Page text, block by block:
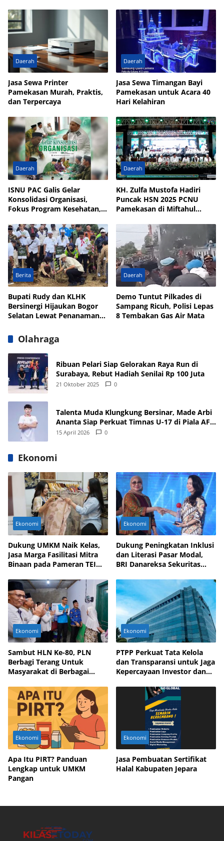
Daerah
Jasa Sewa Printer
Pamekasan Murah, Praktis,
dan Terpercaya
Daerah
Jasa Sewa Timangan Bayi
Pamekasan untuk Acara 40
Hari Kelahiran
Daerah
ISNU PAC Galis Gelar
Konsolidasi Organisasi,
Fokus Program Kesehatan,
Daerah
KH. Zulfa Mustofa Hadiri
Puncak HSN 2025 PCNU
Pamekasan di Miftahul
Berita
Bupati Rudy dan KLHK
Bersinergi Hijaukan Bogor
Selatan Lewat Penanaman
Daerah
Demo Tuntut Pilkades di
Sampang Ricuh, Polisi Lepas
8 Tembakan Gas Air Mata
Olahraga
Ribuan Pelari Siap Gelorakan Raya Run di
Surabaya, Rebut Hadiah Senilai Rp 100 Juta
21 Oktober 2025 0
Talenta Muda Klungkung Bersinar, Made Arbi
Ananta Siap Perkuat Timnas U-17 di Piala AFF
dan Asia 2026
15 April 2026 0
Ekonomi
Ekonomi
Dukung UMKM Naik Kelas,
Jasa Marga Fasilitasi Mitra
Binaan pada Pameran TEI
Ekonomi
Dukung Peningkatan Inklusi
dan Literasi Pasar Modal,
BRI Danareksa Sekuritas
Ekonomi
Sambut HLN Ke-80, PLN
Berbagi Terang Untuk
Masyarakat di Berbagai
Ekonomi
PTPP Perkuat Tata Kelola
dan Transparansi untuk Jaga
Kepercayaan Investor dan
Ekonomi
Apa Itu PIRT? Panduan
Lengkap untuk UMKM
Pangan
Ekonomi
Jasa Pembuatan Sertifikat
Halal Kabupaten Jepara